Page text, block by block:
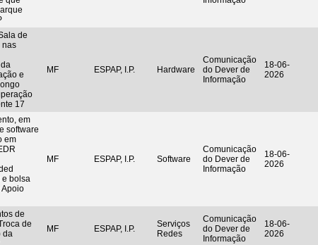
de
nas
e
17
MF ESPAP, I.P. Hardware
Comunicação
do Dever de
Informação
18-06-
2026
em
software
em
e bolsa
Apoio
MF ESPAP, I.P. Software
Comunicação
do Dever de
Informação
18-06-
2026
de
de
da
MF ESPAP, I.P.
Serviços
Redes
Comunicação
do Dever de
Informação
18-06-
2026